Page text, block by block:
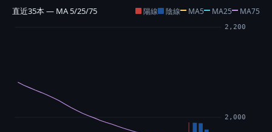
直近35本 — MA 5/25/75 陽線 陰線 MA5 MA25 MA75
2,000
2,200